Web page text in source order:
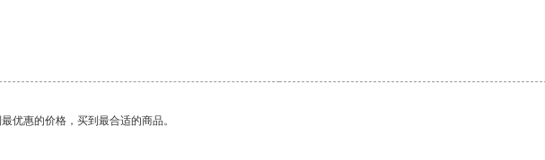
优惠的价格，买到最合适的商品。